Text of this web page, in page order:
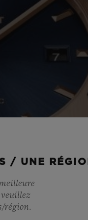
/ UNE
veuillez
région.